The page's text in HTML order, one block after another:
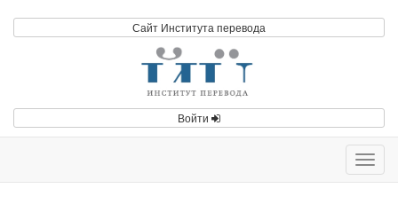
Сайт Института перевода
Войти